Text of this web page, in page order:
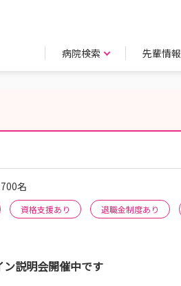
病院検索 先輩情報
700名
資格支援あり 退職金制度あり
説明会開催中です